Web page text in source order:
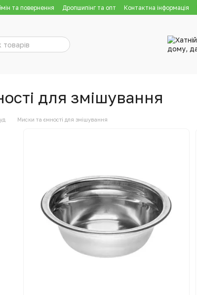
та повернення Дропшипінг та опт Контактна інформація
для змішування
Миски та ємності для змішування